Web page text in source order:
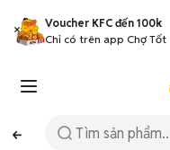
Voucher KFC đến 100k
Chỉ có trên app Chợ Tốt